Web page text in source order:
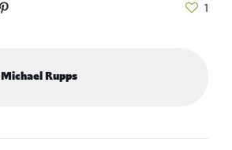
1
Michael Rupps